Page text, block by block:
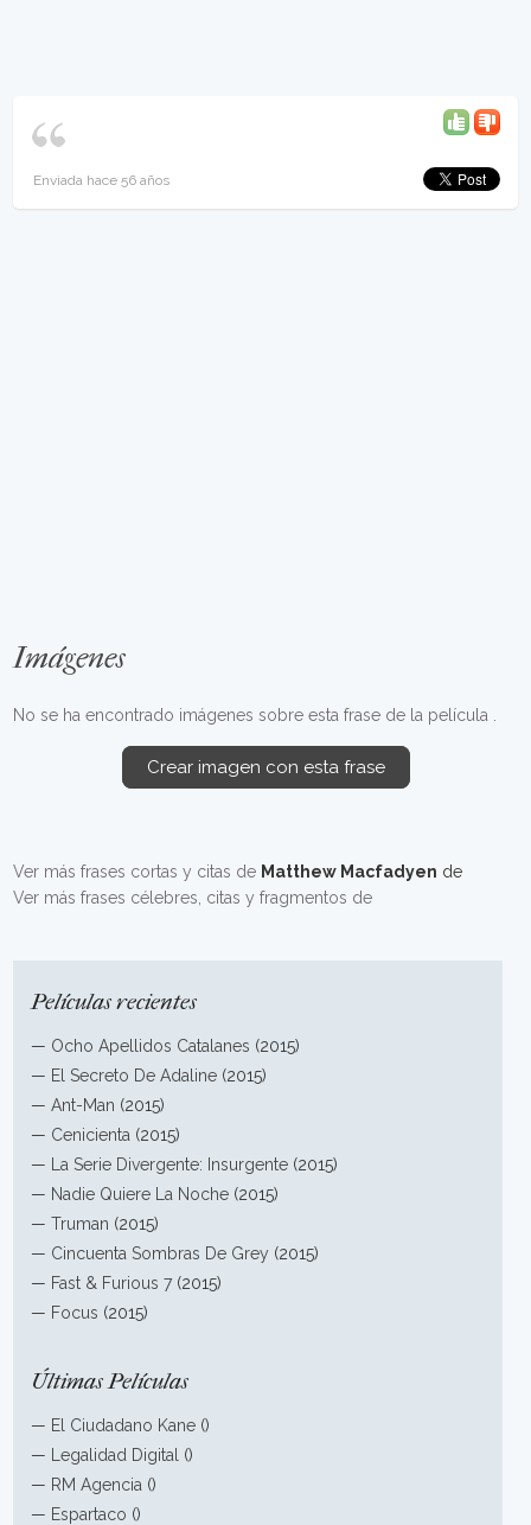
Enviada hace 56 años
Imágenes
No se ha encontrado imágenes sobre esta frase de la película .
Crear imagen con esta frase
Ver más frases cortas y citas de Matthew Macfadyen de
Ver más frases célebres, citas y fragmentos de
Películas recientes
— Ocho Apellidos Catalanes (2015)
— El Secreto De Adaline (2015)
—Ant-Man (2015)
— Cenicienta (2015)
—
La Serie Divergente: Insurgente (2015)
— Nadie Quiere La Noche (2015)
—Truman (2015)
— Cincuenta Sombras De Grey (2015)
— Fast & Furious 7 (2015)
— Focus (2015)
Últimas Películas
— El Ciudadano Kane ()
—
Legalidad Digital
()
— RM Agencia ()
— Espartaco ()